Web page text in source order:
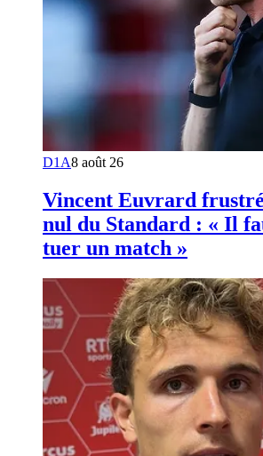
D1A8 août 26
Vincent Euvrard
nul du Standard : « Il
tuer un match »